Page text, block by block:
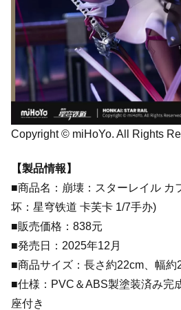
Copyright © miHoYo. All Rights
【製品情報】
■商品名：崩壊：スターレイル カ
坏：星穹铁道 卡芙卡 1/7手办)
■販売価格：838元
■発売日：2025年12月
■商品サイズ：長さ約22cm、幅
■仕様：PVC＆ABS製塗装済み完
座付き